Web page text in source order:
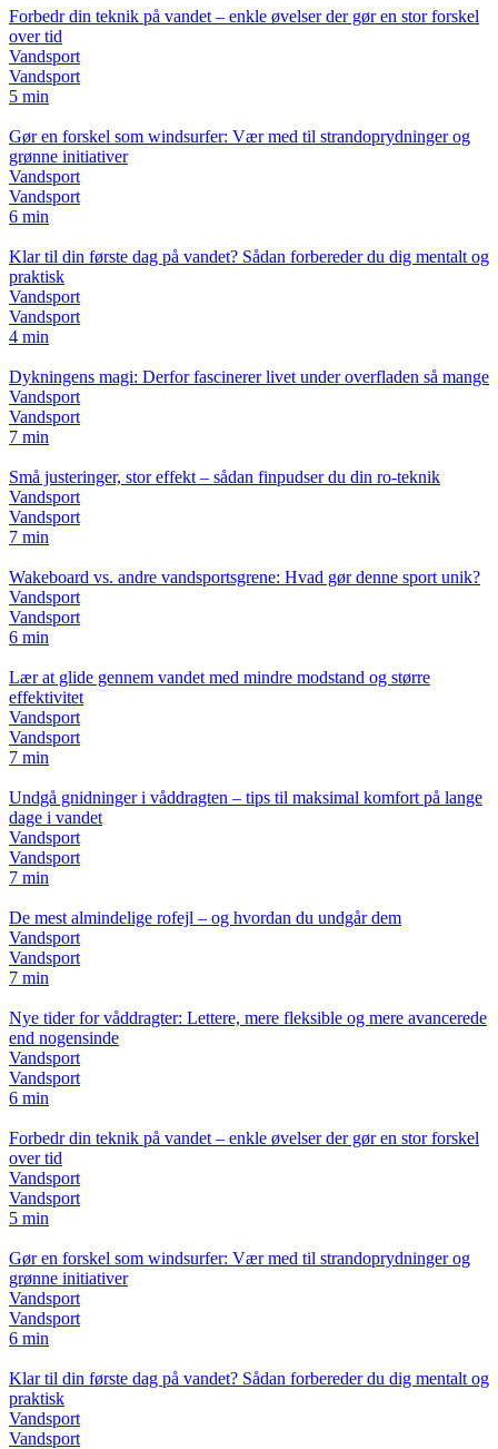
Forbedr din teknik på vandet – enkle øvelser der gør en stor forskel
over tid
Vandsport
Vandsport
5 min
Gør en forskel som windsurfer: Vær med til strandoprydninger og
grønne initiativer
Vandsport
Vandsport
6 min
Klar til din første dag på vandet? Sådan forbereder du dig mentalt og
praktisk
Vandsport
Vandsport
4 min
Dykningens magi: Derfor fascinerer livet under overfladen så mange
Vandsport
Vandsport
7 min
Små justeringer, stor effekt – sådan finpudser du din ro-teknik
Vandsport
Vandsport
7 min
Wakeboard vs. andre vandsportsgrene: Hvad gør denne sport unik?
Vandsport
Vandsport
6 min
Lær at glide gennem vandet med mindre modstand og større
effektivitet
Vandsport
Vandsport
7 min
Undgå gnidninger i våddragten – tips til maksimal komfort på lange
dage i vandet
Vandsport
Vandsport
7 min
De mest almindelige rofejl – og hvordan du undgår dem
Vandsport
Vandsport
7 min
Nye tider for våddragter: Lettere, mere fleksible og mere avancerede
end nogensinde
Vandsport
Vandsport
6 min
Forbedr din teknik på vandet – enkle øvelser der gør en stor forskel
over tid
Vandsport
Vandsport
5 min
Gør en forskel som windsurfer: Vær med til strandoprydninger og
grønne initiativer
Vandsport
Vandsport
6 min
Klar til din første dag på vandet? Sådan forbereder du dig mentalt og
praktisk
Vandsport
Vandsport